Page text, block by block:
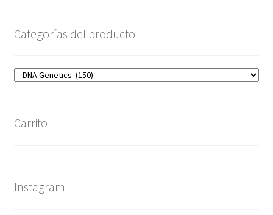
Categorías del producto
Carrito
Instagram